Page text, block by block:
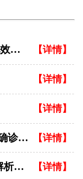
白癜风照美国308激光多久会出现效果？ 【详情】
【详情】
【详情】
白斑用手搓不变红，皮肤CT能否确诊白癜风？ 【详情】
`308准分子激光治疗仪品牌深度解析：专业视角下的优选指南` 【详情】